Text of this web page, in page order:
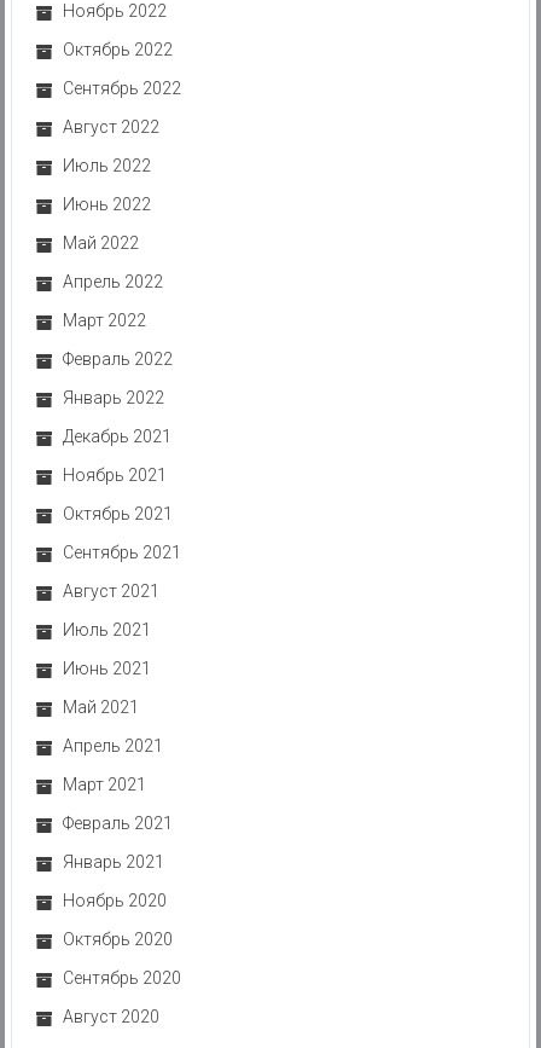
Ноябрь 2022
Октябрь 2022
Сентябрь 2022
Август 2022
Июль 2022
Июнь 2022
Май 2022
Апрель 2022
Март 2022
Февраль 2022
Январь 2022
Декабрь 2021
Ноябрь 2021
Октябрь 2021
Сентябрь 2021
Август 2021
Июль 2021
Июнь 2021
Май 2021
Апрель 2021
Март 2021
Февраль 2021
Январь 2021
Ноябрь 2020
Октябрь 2020
Сентябрь 2020
Август 2020